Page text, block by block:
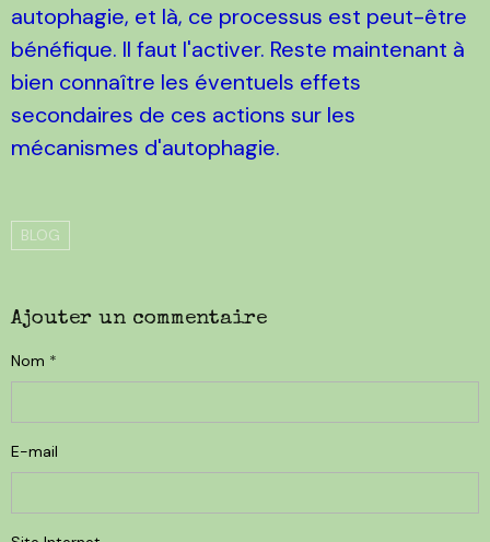
autophagie, et là, ce processus est peut-être
bénéfique. Il faut l'activer. Reste maintenant à
bien connaître les éventuels effets
secondaires de ces actions sur les
mécanismes d'autophagie.
BLOG
Ajouter un commentaire
Nom
E-mail